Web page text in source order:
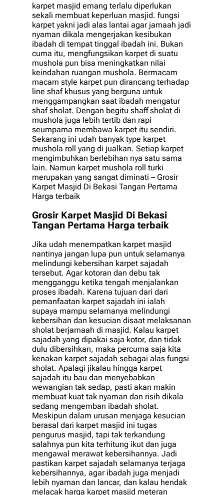
karpet masjid emang terlalu diperlukan
sekali membuat keperluan masjid. fungsi
karpet yakni jadi alas lantai agar jamaah jadi
nyaman dikala mengerjakan kesibukan
ibadah di tempat tinggal ibadah ini. Bukan
cuma itu, mengfungsikan karpet di suatu
mushola pun bisa meningkatkan nilai
keindahan ruangan mushola. Bermacam
macam style karpet pun dirancang terhadap
line shaf khusus yang berguna untuk
menggampangkan saat ibadah mengatur
shaf sholat. Dengan begitu shaff sholat di
mushola juga lebih tertib dan rapi
seumpama membawa karpet itu sendiri.
Sekarang ini udah banyak type karpet
mushola roll yang di jualkan. Setiap karpet
mengimbuhkan berlebihan nya satu sama
lain. Namun karpet mushola roll turki
merupakan yang sangat diminati – Grosir
Karpet Masjid Di Bekasi Tangan Pertama
Harga terbaik
Grosir Karpet Masjid Di Bekasi
Tangan Pertama Harga terbaik
Jika udah menempatkan karpet masjid
nantinya jangan lupa pun untuk selamanya
melindungi kebersihan karpet sajadah
tersebut. Agar kotoran dan debu tak
mengganggu ketika tengah menjalankan
proses ibadah. Karena tujuan dari dari
pemanfaatan karpet sajadah ini ialah
supaya mampu selamanya melindungi
kebersihan dan kesucian disaat melaksanan
sholat berjamaah di masjid. Kalau karpet
sajadah yang dipakai saja kotor, dan tidak
dulu dibersihkan, maka percuma saja kita
kenakan karpet sajadah sebagai alas fungsi
sholat. Apalagi jikalau hingga karpet
sajadah itu bau dan menyebabkan
wewangian tak sedap, pasti akan makin
membuat kuat tak nyaman dan risih dikala
sedang mengemban ibadah sholat.
Meskipun dalam urusan menjaga kesucian
berasal dari karpet masjid ini tugas
pengurus masjid, tapi tak terkandung
salahnya pun kita terhitung ikut dan juga
mengawal merawat kebersihannya. Jadi
pastikan karpet sajadah selamanya terjaga
kebersihannya, agar ibadah juga menjadi
lebih nyaman dan lancar, dan kalau hendak
melacak harga karpet masjid meteran